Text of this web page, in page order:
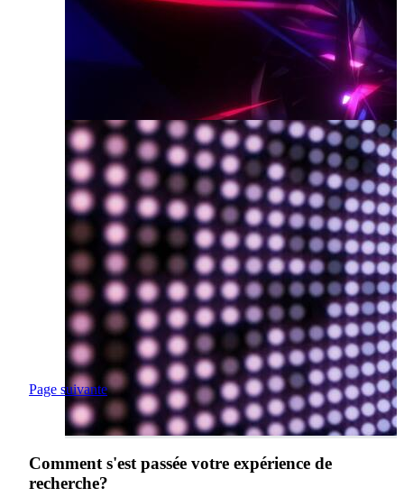
Page suivante
Comment s'est passée votre expérience de
recherche?